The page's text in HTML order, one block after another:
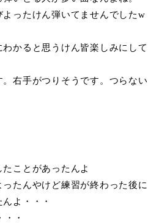
ったけん弾いてませんでしたw
かると思うけん皆楽しみにして
右手がつりそうです。つらない
ことがあったんよ
たんやけど練習が終わった後に
よ・・・
・・